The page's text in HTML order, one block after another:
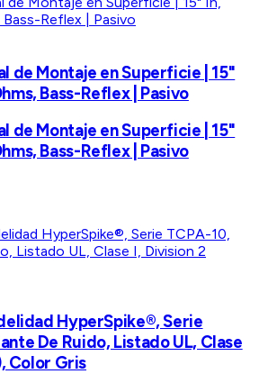
de Montaje en Superficie | 15"
Bass-Reflex | Pasivo
de Montaje en Superficie | 15"
Bass-Reflex | Pasivo
HyperSpike®, Serie
De Ruido, Listado UL, Clase
Color Gris